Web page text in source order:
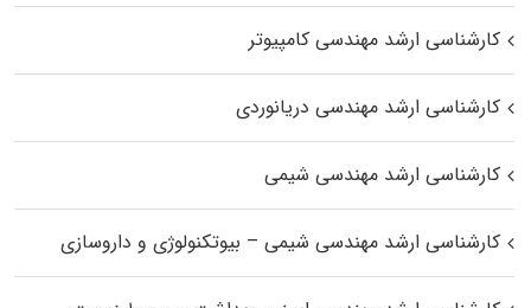
کارشناسی ارشد مهندسی کامپیوتر
کارشناسی ارشد مهندسی دریانوردی
کارشناسی ارشد مهندسی شیمی
کارشناسی ارشد مهندسی شیمی – بیوتکنولوژی و داروسازی